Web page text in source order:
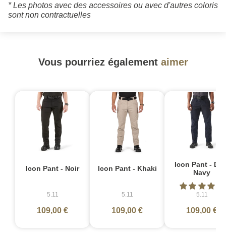
* Les photos avec des accessoires ou avec d'autres coloris
sont non contractuelles
Vous pourriez également aimer
Icon Pant - Noir
5.11
109,00 €
Icon Pant - Khaki
5.11
109,00 €
Icon Pant -
Navy
5.11
109,00 €